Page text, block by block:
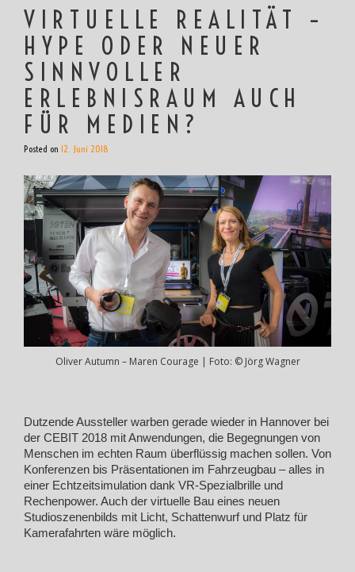
VIRTUELLE REALITÄT –
HYPE ODER NEUER
SINNVOLLER
ERLEBNISRAUM AUCH
FÜR MEDIEN?
Posted on 12. Juni 2018
Oliver Autumn – Maren Courage | Foto: © Jörg Wagner
Dutzende Aussteller warben gerade wieder in Hannover bei
der CEBIT 2018 mit Anwendungen, die Begegnungen von
Menschen im echten Raum überflüssig machen sollen. Von
Konferenzen bis Präsentationen im Fahrzeugbau – alles in
einer Echtzeitsimulation dank VR-Spezialbrille und
Rechenpower. Auch der virtuelle Bau eines neuen
Studioszenenbilds mit Licht, Schattenwurf und Platz für
Kamerafahrten wäre möglich.